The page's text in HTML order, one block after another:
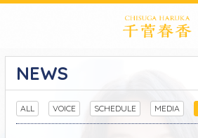
NEWS
ALL VOICE SCHEDULE MEDIA